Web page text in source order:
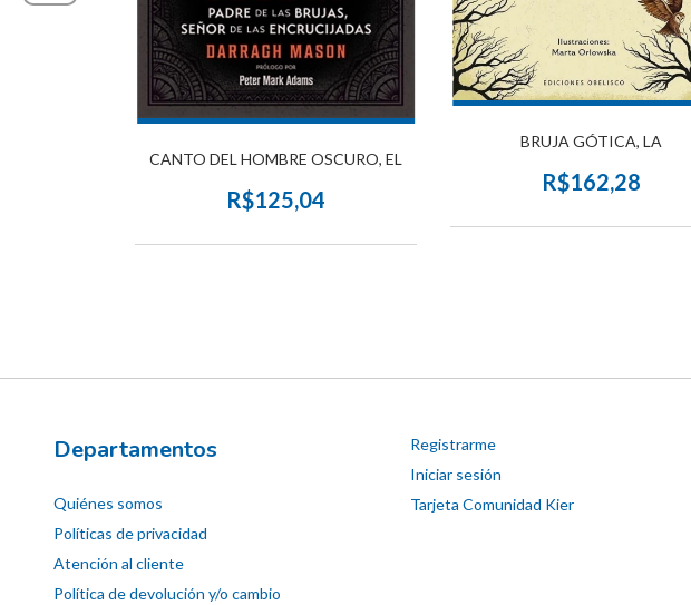
CANTO DEL HOMBRE OSCURO, EL
R$125,04
BRUJA GÓTICA, LA
R$162,28
Departamentos
Quiénes somos
Políticas de privacidad
Atención al cliente
Política de devolución y/o cambio
Registrarme
Iniciar sesión
Tarjeta Comunidad Kier